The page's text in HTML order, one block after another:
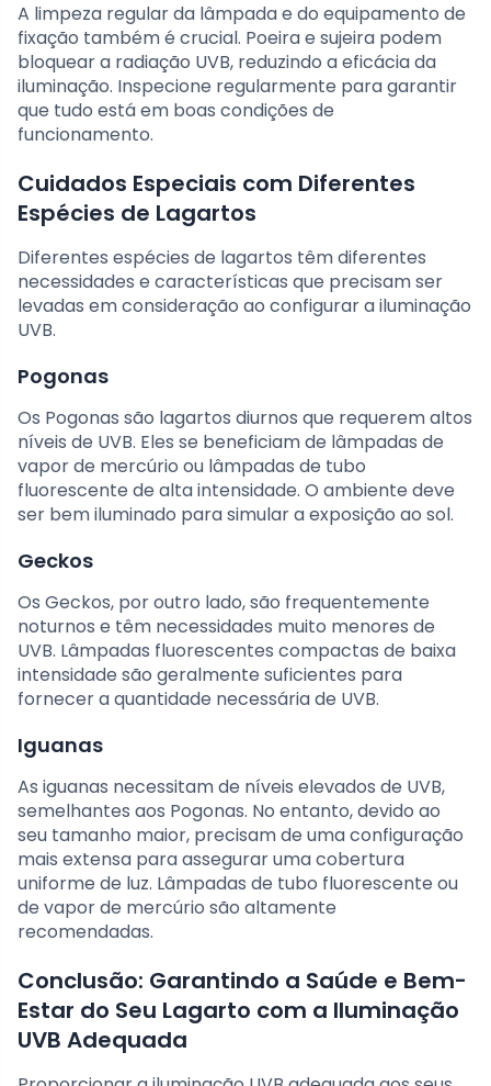
A limpeza regular da lâmpada e do equipamento de
fixação também é crucial. Poeira e sujeira podem
bloquear a radiação UVB, reduzindo a eficácia da
iluminação. Inspecione regularmente para garantir
que tudo está em boas condições de
funcionamento.
Cuidados Especiais com Diferentes
Espécies de Lagartos
Diferentes espécies de lagartos têm diferentes
necessidades e características que precisam ser
levadas em consideração ao configurar a iluminação
UVB.
Pogonas
Os Pogonas são lagartos diurnos que requerem altos
níveis de UVB. Eles se beneficiam de lâmpadas de
vapor de mercúrio ou lâmpadas de tubo
fluorescente de alta intensidade. O ambiente deve
ser bem iluminado para simular a exposição ao sol.
Geckos
Os Geckos, por outro lado, são frequentemente
noturnos e têm necessidades muito menores de
UVB. Lâmpadas fluorescentes compactas de baixa
intensidade são geralmente suficientes para
fornecer a quantidade necessária de UVB.
Iguanas
As iguanas necessitam de níveis elevados de UVB,
semelhantes aos Pogonas. No entanto, devido ao
seu tamanho maior, precisam de uma configuração
mais extensa para assegurar uma cobertura
uniforme de luz. Lâmpadas de tubo fluorescente ou
de vapor de mercúrio são altamente
recomendadas.
Conclusão: Garantindo a Saúde e Bem-
Estar do Seu Lagarto com a Iluminação
UVB Adequada